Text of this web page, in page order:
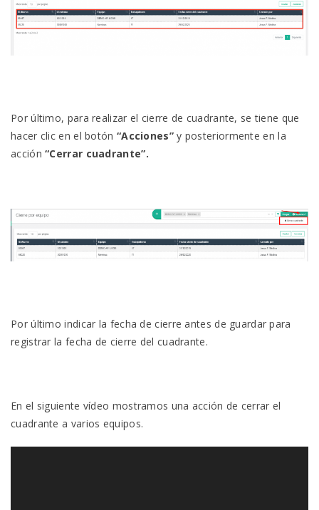
Por último, para realizar el cierre de cuadrante, se tiene que
hacer clic en el botón “Acciones”y posteriormente en la
acción“Cerrar cuadrante”.
Por último indicar la fecha de cierre antes de guardar para
registrar la fecha de cierre del cuadrante.
En el siguiente vídeo mostramos una acción de cerrar el
cuadrante a varios equipos.